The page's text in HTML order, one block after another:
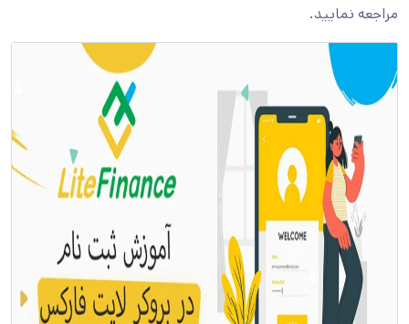
مراجعه نمایید.